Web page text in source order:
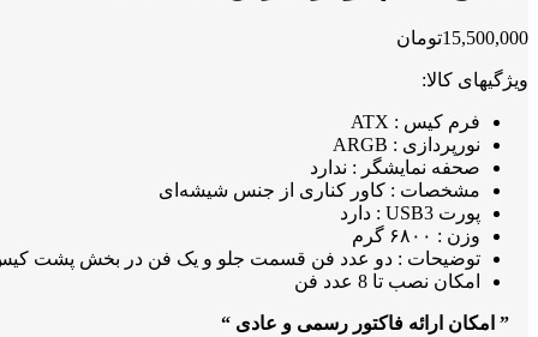
15,500,000تومان
ویژگیهای کالا:
فرم کیس : ATX
نورپردازی : ARGB
صحفه نمایشگر : ندارد
مشخصات : کاور کناری از جنس شیشه‌ای
پورت USB3 : دارد
وزن : ۶۸۰۰ گرم
توضیحات : دو عدد فن قسمت جلو و یک فن در بخش پشت
امکان نصب تا 8 عدد فن
” امکان ارائه فاکتور رسمی و عادی “